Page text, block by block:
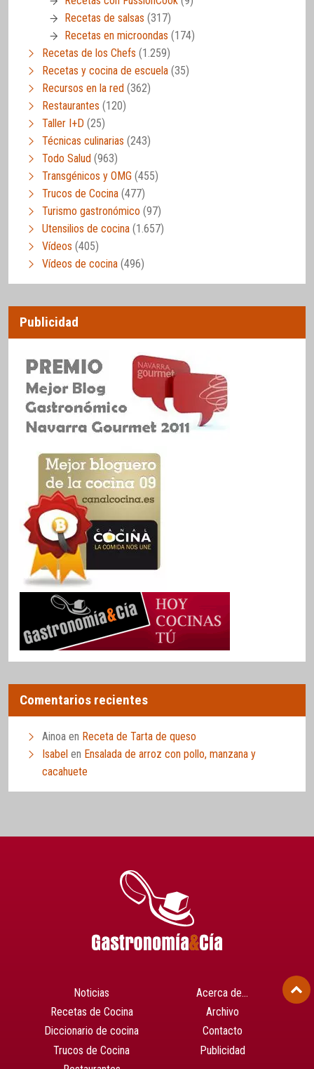
Recetas de salsas (317)
Recetas en microondas (174)
Recetas de los Chefs (1.259)
Recetas y cocina de escuela (35)
Recursos en la red (362)
Restaurantes (120)
Taller I+D (25)
Técnicas culinarias (243)
Todo Salud (963)
Transgénicos y OMG (455)
Trucos de Cocina (477)
Turismo gastronómico (97)
Utensilios de cocina (1.657)
Vídeos (405)
Vídeos de cocina (496)
Publicidad
Comentarios recientes
Ainoa en Receta de Tarta de queso
Isabel en Ensalada de arroz con pollo, manzana y
cacahuete
Noticias
Recetas de Cocina
Diccionario de cocina
Trucos de Cocina
Acerca de…
Archivo
Contacto
Publicidad